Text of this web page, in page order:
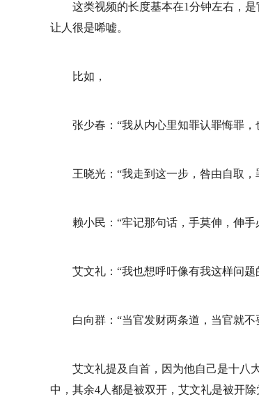
这类视频的长度基本在1分钟左右，
让人很是唏嘘。
比如，
张少春：“我从内心里知罪认罪悔罪
王晓光：“我走到这一步，咎由自取
赖小民：“牢记那句话，手莫伸，伸手
艾文礼：“我也想呼吁像有我这样问
白向群：“当官发财两条道，当官就
艾文礼提及自首，因为他自己是十八
中，其余4人都是被双开，艾文礼是被开